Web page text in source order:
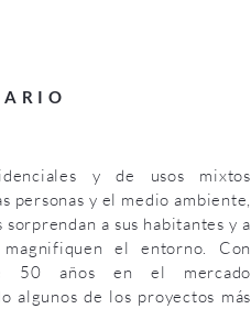
y de usos mixtos
personas y el medio ambiente,
sorprendan a sus habitantes y a
el entorno. Con
50 años en el mercado
algunos de los proyectos más